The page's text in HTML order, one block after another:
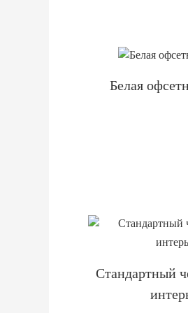
Белая
Стандартный